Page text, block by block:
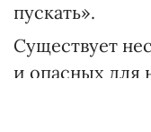
пускать».
Существует
и опасных для
наследия.
что у нас все